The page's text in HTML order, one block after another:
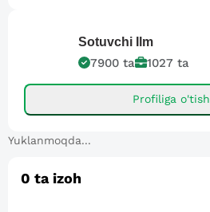
Sotuvchi Ilm
7900 ta 1027 ta
Profiliga o'tish
Yuklanmoqda...
0 ta izoh